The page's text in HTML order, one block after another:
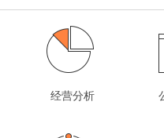
经营分析